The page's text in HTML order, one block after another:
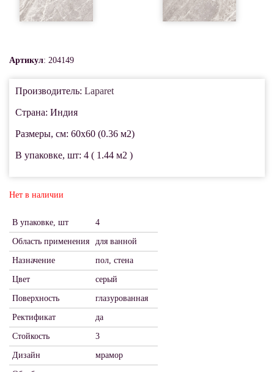
Артикул: 204149
Производитель: Laparet
Страна: Индия
Размеры, см: 60x60 (0.36 м2)
В упаковке, шт: 4 ( 1.44 м2 )
Нет в наличии
В упаковке, шт 4
Область применения для ванной
Назначение пол, стена
Цвет серый
Поверхность глазурованная
Ректификат да
Стойкость 3
Дизайн мрамор